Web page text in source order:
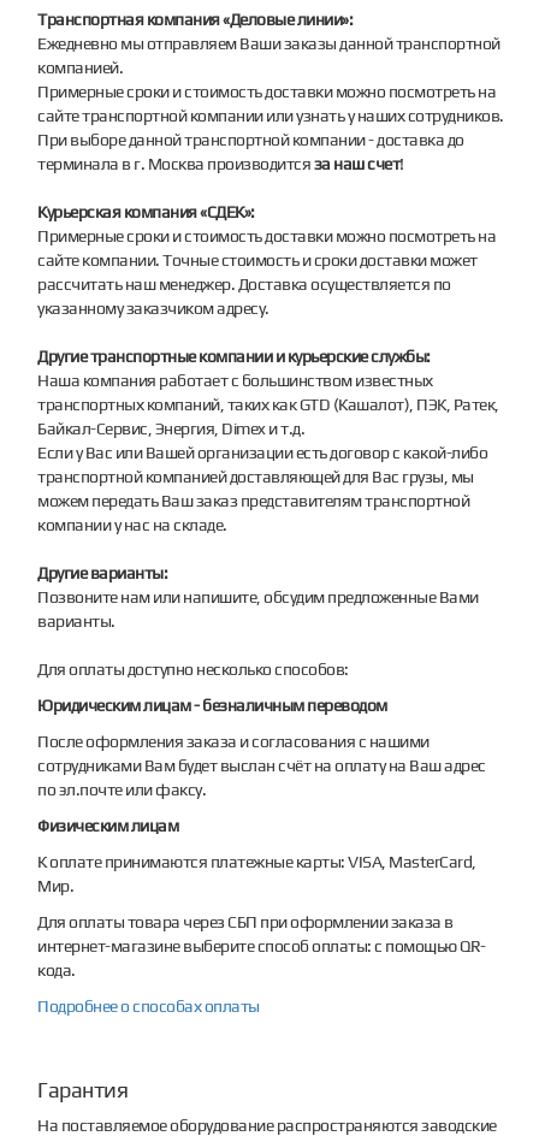
Транспортная компания «Деловые линии»:
Ежедневно мы отправляем Ваши заказы данной транспортной
компанией.
Примерные сроки и стоимость доставки можно посмотреть на
сайте транспортной компании или узнать у наших сотрудников.
При выборе данной транспортной компании - доставка до
терминала в г. Москва производитсяза наш счет!
Курьерская компания «СДЕК»:
Примерные сроки и стоимость доставки можно посмотреть на
сайте компании. Точные стоимость и сроки доставки может
рассчитать наш менеджер. Доставка осуществляется по
указанному заказчиком адресу.
Другие транспортные компании и курьерские службы:
Наша компания работает с большинством известных
транспортных компаний, таких как GTD (Кашалот), ПЭК, Ратек,
Байкал-Сервис, Энергия, Dimex и т.д.
Если у Вас или Вашей организации есть договор с какой-либо
транспортной компанией доставляющей для Вас грузы, мы
можем передать Ваш заказ представителям транспортной
компании у нас на складе.
Другие варианты:
Позвоните нам или напишите, обсудим предложенные Вами
варианты.
Для оплаты доступно несколько способов:
Юридическим лицам - безналичным переводом
После оформления заказа и согласования с нашими
сотрудниками Вам будет выслан счёт на оплату на Ваш адрес
по эл.почте или факсу.
Физическим лицам
К оплате принимаются платежные карты: VISA, MasterCard,
Мир.
Для оплаты товара через СБП при оформлении заказа в
интернет-магазине выберите способ оплаты: с помощью QR-
кода.
Подробнее о способах оплаты
Гарантия
На поставляемое оборудование распространяются заводские